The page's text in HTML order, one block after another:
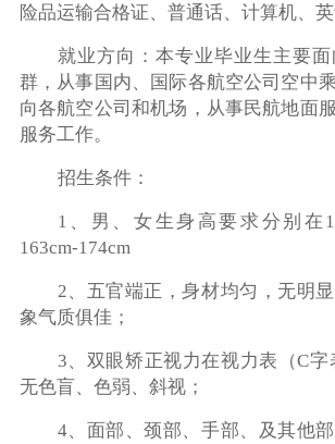
险品运输合格证、普通话、计算机、英
就业方向：本专业毕业生主要
群，从事国内、国际各航空公司空中
向各航空公司和机场，从事民航地面
服务工作。
招生条件：
1、男、女生身高要求分别在
163cm-174cm
2、五官端正，身材均匀，无明
象气质俱佳；
3、双眼矫正视力在视力表（C字
无色盲、色弱、斜视；
4、面部、颈部、手部、及其他